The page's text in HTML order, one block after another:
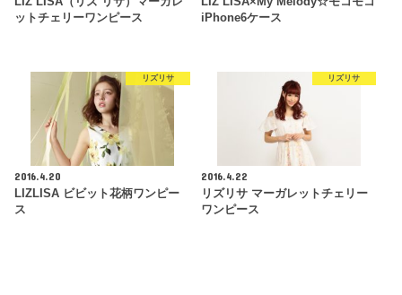
ットチェリーワンピース
iPhone6ケース
リズリサ
2016.4.20
LIZLISA ビビット花柄ワンピー
ス
リズリサ
2016.4.22
リズリサ マーガレットチェリー
ワンピース